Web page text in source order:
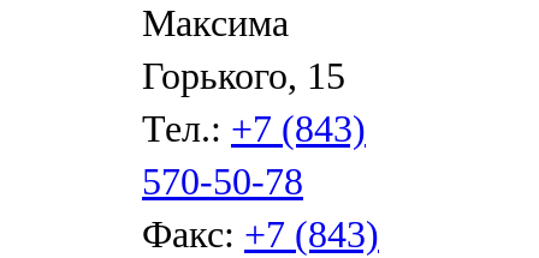
Максима
Горького, 15
Тел.: +7 (843)
570-50-78
Факс: +7 (843)